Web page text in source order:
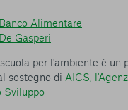
Alimentare
Gasperi
per l'ambiente è un
sostegno di AICS,
Sviluppo